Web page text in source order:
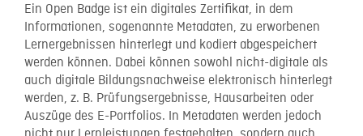
Ein Open Badge ist ein digitales Zertifikat, in dem
Informationen, sogenannte Metadaten, zu erworbenen
Lernergebnissen hinterlegt und kodiert abgespeichert
werden können. Dabei können sowohl nicht-digitale als
auch digitale Bildungsnachweise elektronisch hinterlegt
werden, z. B. Prüfungsergebnisse, Hausarbeiten oder
Auszüge des E-Portfolios. In Metadaten werden jedoch